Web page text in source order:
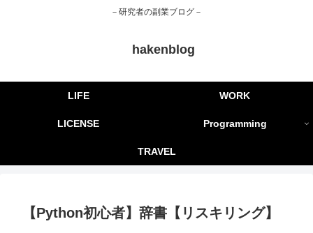
－研究者の副業ブログ－
hakenblog
LIFE WORK
LICENSE Programming
TRAVEL
【Python初心者】辞書【リスキリング】